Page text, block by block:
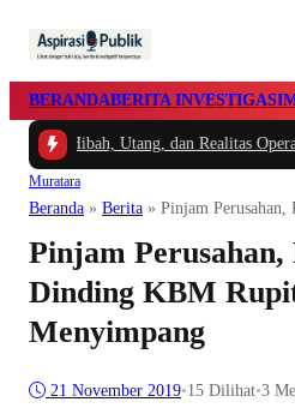
BERANDABERITA INVESTIGASI
Utang, dan Realitas Operasional
Muratara
Beranda » Berita » Pinjam
Pinjam Perusahan,
Dinding KBM
Menyimpang
21 November 2019•15 Dilihat•3